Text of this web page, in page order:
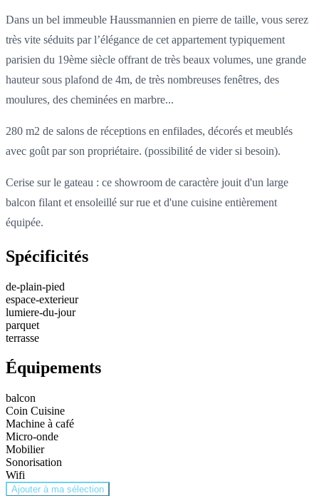
Dans un bel immeuble Haussmannien en pierre de taille, vous serez
très vite séduits par l’élégance de cet appartement typiquement
parisien du 19ème siècle offrant de très beaux volumes, une grande
hauteur sous plafond de 4m, de très nombreuses fenêtres, des
moulures, des cheminées en marbre...
280 m2 de salons de réceptions en enfilades, décorés et meublés
avec goût par son propriétaire. (possibilité de vider si besoin).
Cerise sur le gateau : ce showroom de caractère jouit d'un large
balcon filant et ensoleillé sur rue et d'une cuisine entièrement
équipée.
Spécificités
de-plain-pied
espace-exterieur
lumiere-du-jour
parquet
terrasse
Équipements
balcon
Coin Cuisine
Machine à café
Micro-onde
Mobilier
Sonorisation
Wifi
Ajouter à ma sélection